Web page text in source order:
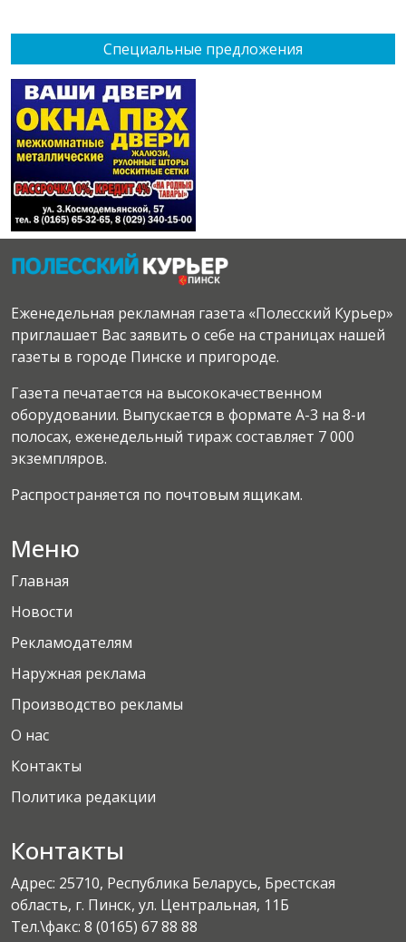
Специальные предложения
Еженедельная рекламная газета «Полесский Курьер»
приглашает Вас заявить о себе на страницах нашей
газеты в городе Пинске и пригороде.
Газета печатается на высококачественном
оборудовании. Выпускается в формате А-3 на 8-и
полосах, еженедельный тираж составляет 7 000
экземпляров.
Распространяется по почтовым ящикам.
Меню
Главная
Новости
Рекламодателям
Наружная реклама
Производство рекламы
О нас
Контакты
Политика редакции
Контакты
Адрес: 25710, Республика Беларусь, Брестская
область, г. Пинск, ул. Центральная, 11Б
Тел.\факс: 8 (0165) 67 88 88